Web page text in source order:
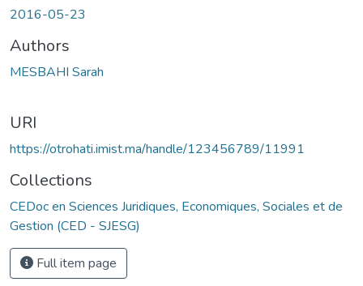
2016-05-23
Authors
MESBAHI Sarah
URI
https://otrohati.imist.ma/handle/123456789/11991
Collections
CEDoc en Sciences Juridiques, Economiques, Sociales et de
Gestion (CED - SJESG)
Full item page